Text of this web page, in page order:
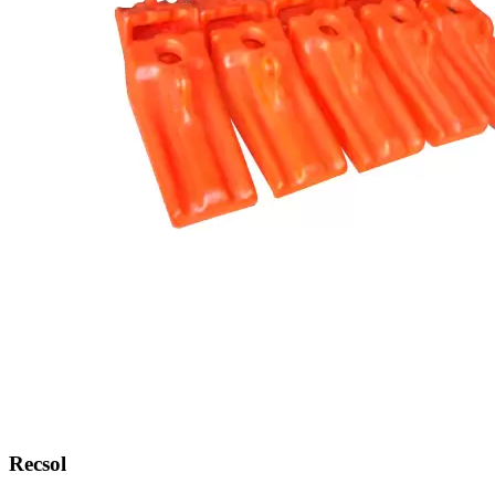
Recsol